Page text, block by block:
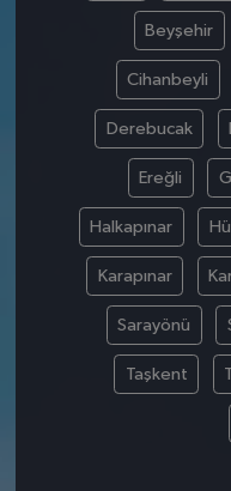
Beyşehir
Cihanbeyli
Derebucak
Ereğli
Halkapınar
Karapınar
Sarayönü
Taşkent